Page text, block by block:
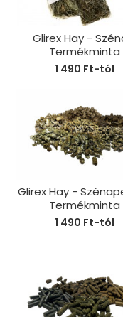
Glirex Hay -
Termékminta
1 490 Ft-tól
Glirex Hay -
Termékminta
1 490 Ft-tól